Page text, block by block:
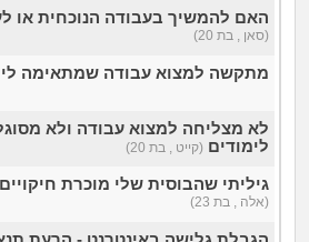
האם להמשיך בעבודה הנוכחית או
(סאן , בת 20)
מתקשה למצוא עבודה שמתאימה לי
לא מצליחה למצוא עבודה ולא
לימודים (קייט , בת 20)
גיליתי שהבוסית שלי מוכרת
(אלה , בת 23)